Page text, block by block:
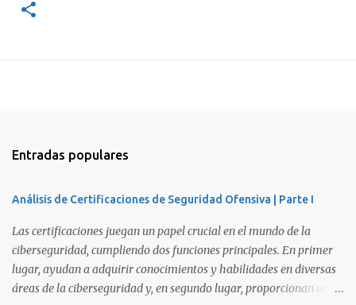
Entradas populares
Análisis de Certificaciones de Seguridad Ofensiva | Parte I
Las certificaciones juegan un papel crucial en el mundo de la
ciberseguridad, cumpliendo dos funciones principales. En primer
lugar, ayudan a adquirir conocimientos y habilidades en diversas
áreas de la ciberseguridad y, en segundo lugar, proporcionan una